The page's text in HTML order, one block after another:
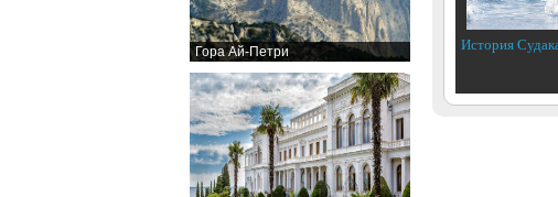
Гора Ай-Петри История